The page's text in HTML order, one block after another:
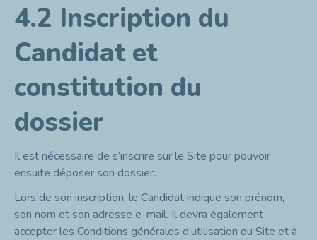
4.2 Inscription du
Candidat et
constitution du
dossier
Il est nécessaire de s’inscrire sur le Site pour pouvoir
ensuite déposer son dossier.
Lors de son inscription, le Candidat indique son prénom,
son nom et son adresse e-mail. Il devra également
accepter les Conditions générales d’utilisation du Site et à